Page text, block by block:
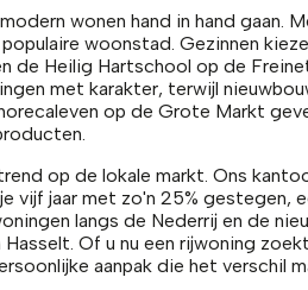
wonen hand in hand
woonstad. Gezinnen
Heilig Hartschool op de
met karakter, terwijl
op de Grote Markt
op de lokale markt. Ons
vijf jaar met zo'n 25%
langs de Nederrij en de
Of u nu een rijwoning
aanpak die het verschil